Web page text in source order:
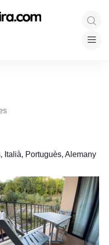
Italià, Portuguès, Alemany